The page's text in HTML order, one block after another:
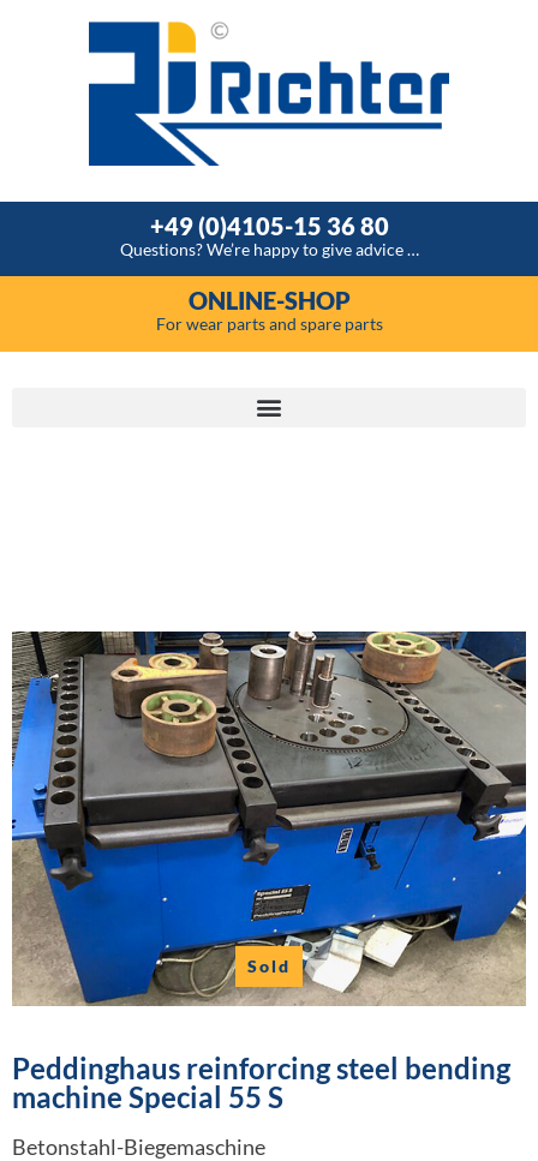
+49 (0)4105-15 36 80
Questions? We’re happy to give advice …
ONLINE-SHOP
For wear parts and spare parts
Sold
Peddinghaus reinforcing steel bending
machine Special 55 S
Betonstahl-Biegemaschine